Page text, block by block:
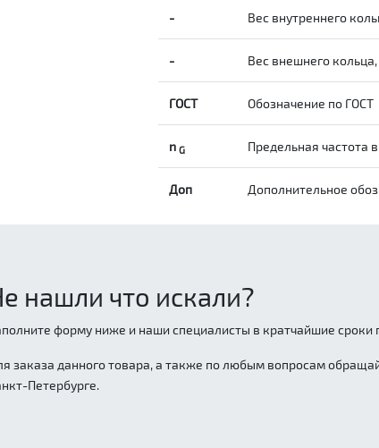
- Вес внутреннего
- Вес внешнего кольца,
ГОСТ Обозначение по ГОСТ
nG Предельная частота
Доп Дополнительное
нашли что искали?
форму ниже и наши специалисты в кратчайшие сроки
заказа данного товара, а также по любым вопросам
Петербурге.